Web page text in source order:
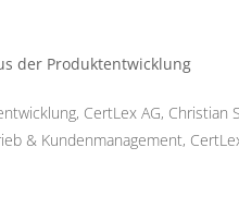
der Produktentwicklung
CertLex AG,
& Kundenmanagement,